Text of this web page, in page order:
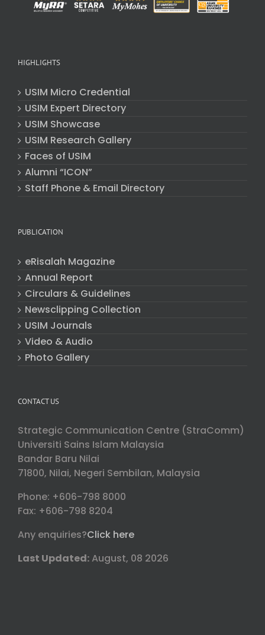
HIGHLIGHTS
USIM Micro Credential
USIM Expert Directory
USIM Showcase
USIM Research Gallery
Faces of USIM
Alumni “ICON”
Staff Phone & Email Directory
PUBLICATION
eRisalah Magazine
Annual Report
Circulars & Guidelines
Newsclipping Collection
USIM Journals
Video & Audio
Photo Gallery
CONTACT US
Strategic Communication Centre (StraComm)
Universiti Sains Islam Malaysia
Bandar Baru Nilai
71800, Nilai, Negeri Sembilan, Malaysia
Phone: +606-798 8000
Fax: +606-798 8204
Any enquiries?Click here
Last Updated: August, 08 2026